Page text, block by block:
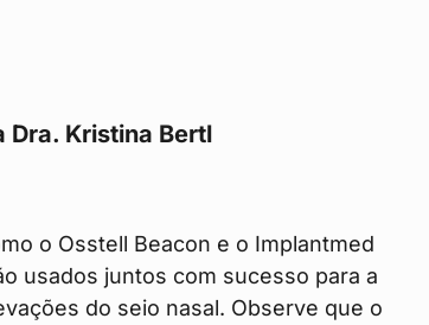
Dra. Kristina Bertl
o Osstell Beacon e o Implantmed
usados juntos com sucesso para a
do seio nasal. Observe que o